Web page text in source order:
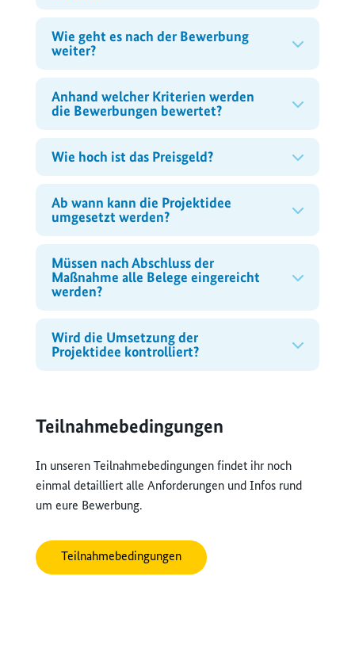
Wie geht es nach der Bewerbung
weiter?
Anhand welcher Kriterien werden
die Bewerbungen bewertet?
Wie hoch ist das Preisgeld?
Ab wann kann die Projektidee
umgesetzt werden?
Müssen nach Abschluss der
Maßnahme alle Belege eingereicht
werden?
Wird die Umsetzung der
Projektidee kontrolliert?
Teilnahmebedingungen
In unseren Teilnahmebedingungen findet ihr noch
einmal detailliert alle Anforderungen und Infos rund
um eure Bewerbung.
Teilnahmebedingungen